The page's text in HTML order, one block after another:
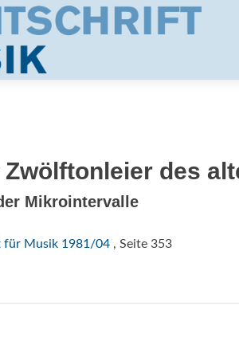
des
Mikrointervalle
für Musik 1981/04 , Seite 353